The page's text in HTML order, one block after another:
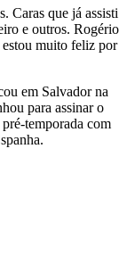
Caras que já assisti
e outros. Rogério
muito feliz por
em Salvador na
para assinar o
temporada com